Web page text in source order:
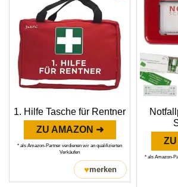
1. Hilfe Tasche für Rentner
ZU AMAZON ➜
* als Amazon-Partner verdienen wir an qualifizierten
Verkäufen
♥merken
* als Amazon-